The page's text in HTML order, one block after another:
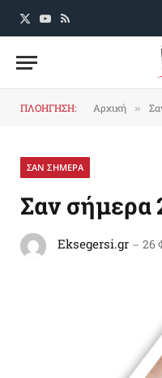
X
YouTube
RSS
ΠΛΟΗΓΗΣΗ: Αρχική »
ΣΑΝ ΣΗΜΕΡΑ
Σαν σήμερα
Eksegersi.gr 26